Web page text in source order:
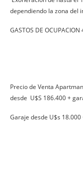
dependiendo la zona del
GASTOS DE
Precio de Venta
desde U$S 186.400 +
Garaje desde U$s